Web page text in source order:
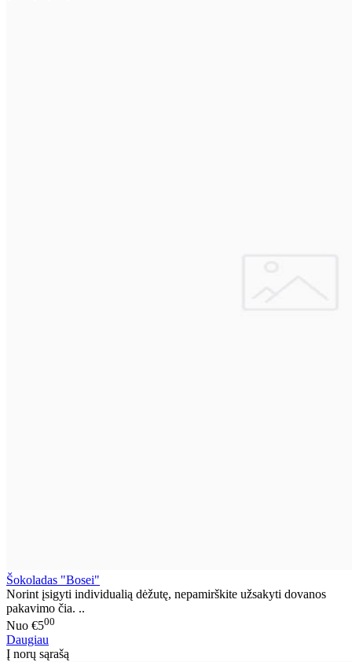
Šokoladas "Bosei"
Norint įsigyti individualią dėžutę, nepamirškite užsakyti dovanos
pakavimo čia. ..
Nuo €500
Daugiau
Į norų sąrašą